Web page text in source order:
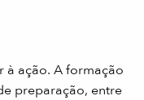
à ação. A formação
preparação, entre